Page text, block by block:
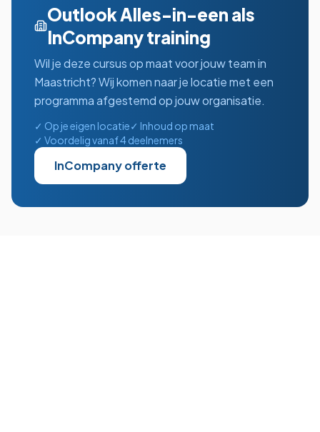
Outlook Alles-in-een als
InCompany training
Wil je deze cursus op maat voor jouw team in
Maastricht? Wij komen naar je locatie met een
programma afgestemd op jouw organisatie.
✓ Op je eigen locatie✓ Inhoud op maat
✓ Voordelig vanaf 4 deelnemers
InCompany offerte